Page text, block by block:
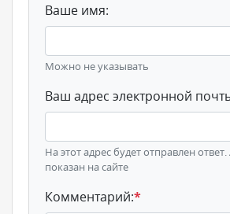
Ваше имя:
Можно не указывать
Ваш адрес электронной
На этот адрес будет отправлен
показан на сайте
Комментарий:*